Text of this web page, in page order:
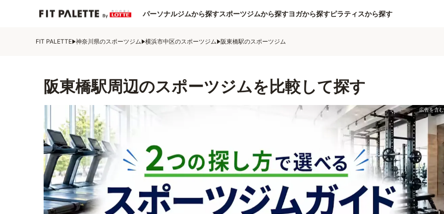
パーソナルジムから探すスポーツジムから探すヨガから探すピラティスから探す
FIT PALETTE 神奈川県のスポーツジム 横浜市中区のスポーツジム 阪東橋駅のスポーツジム
阪東橋駅周辺のスポーツジムを比較して探す